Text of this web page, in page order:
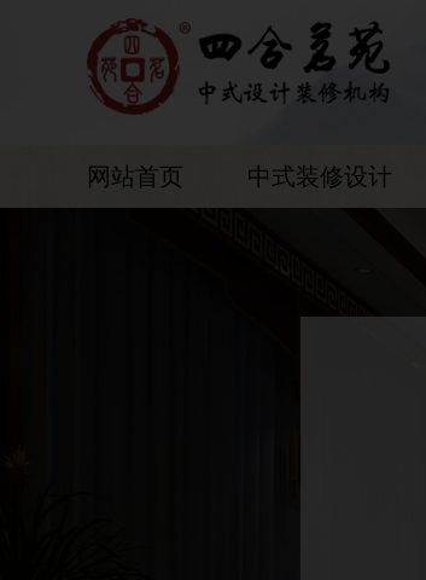
网站首页 中式装修设计